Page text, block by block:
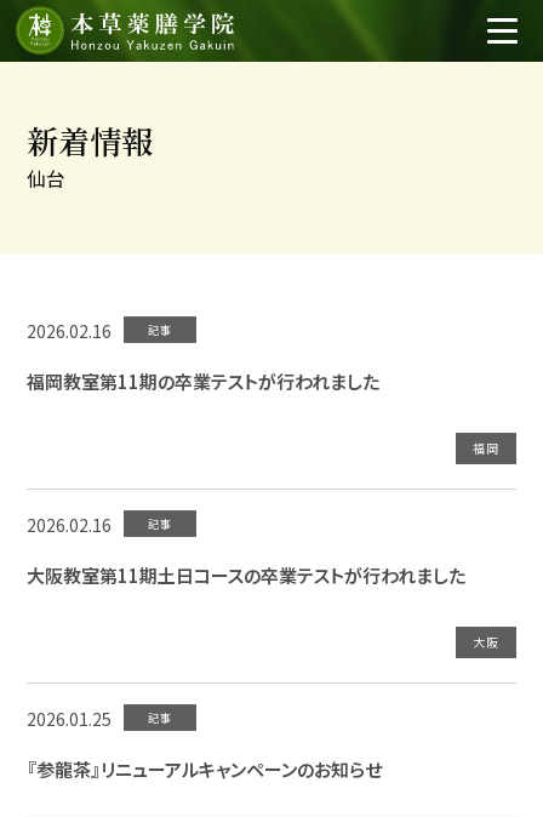
新着情報
仙台
2026.02.16 記事
福岡教室第11期の卒業テストが行われました
福岡
2026.02.16 記事
大阪教室第11期土日コースの卒業テストが行われました
大阪
2026.01.25 記事
『参龍茶』リニューアルキャンペーンのお知らせ